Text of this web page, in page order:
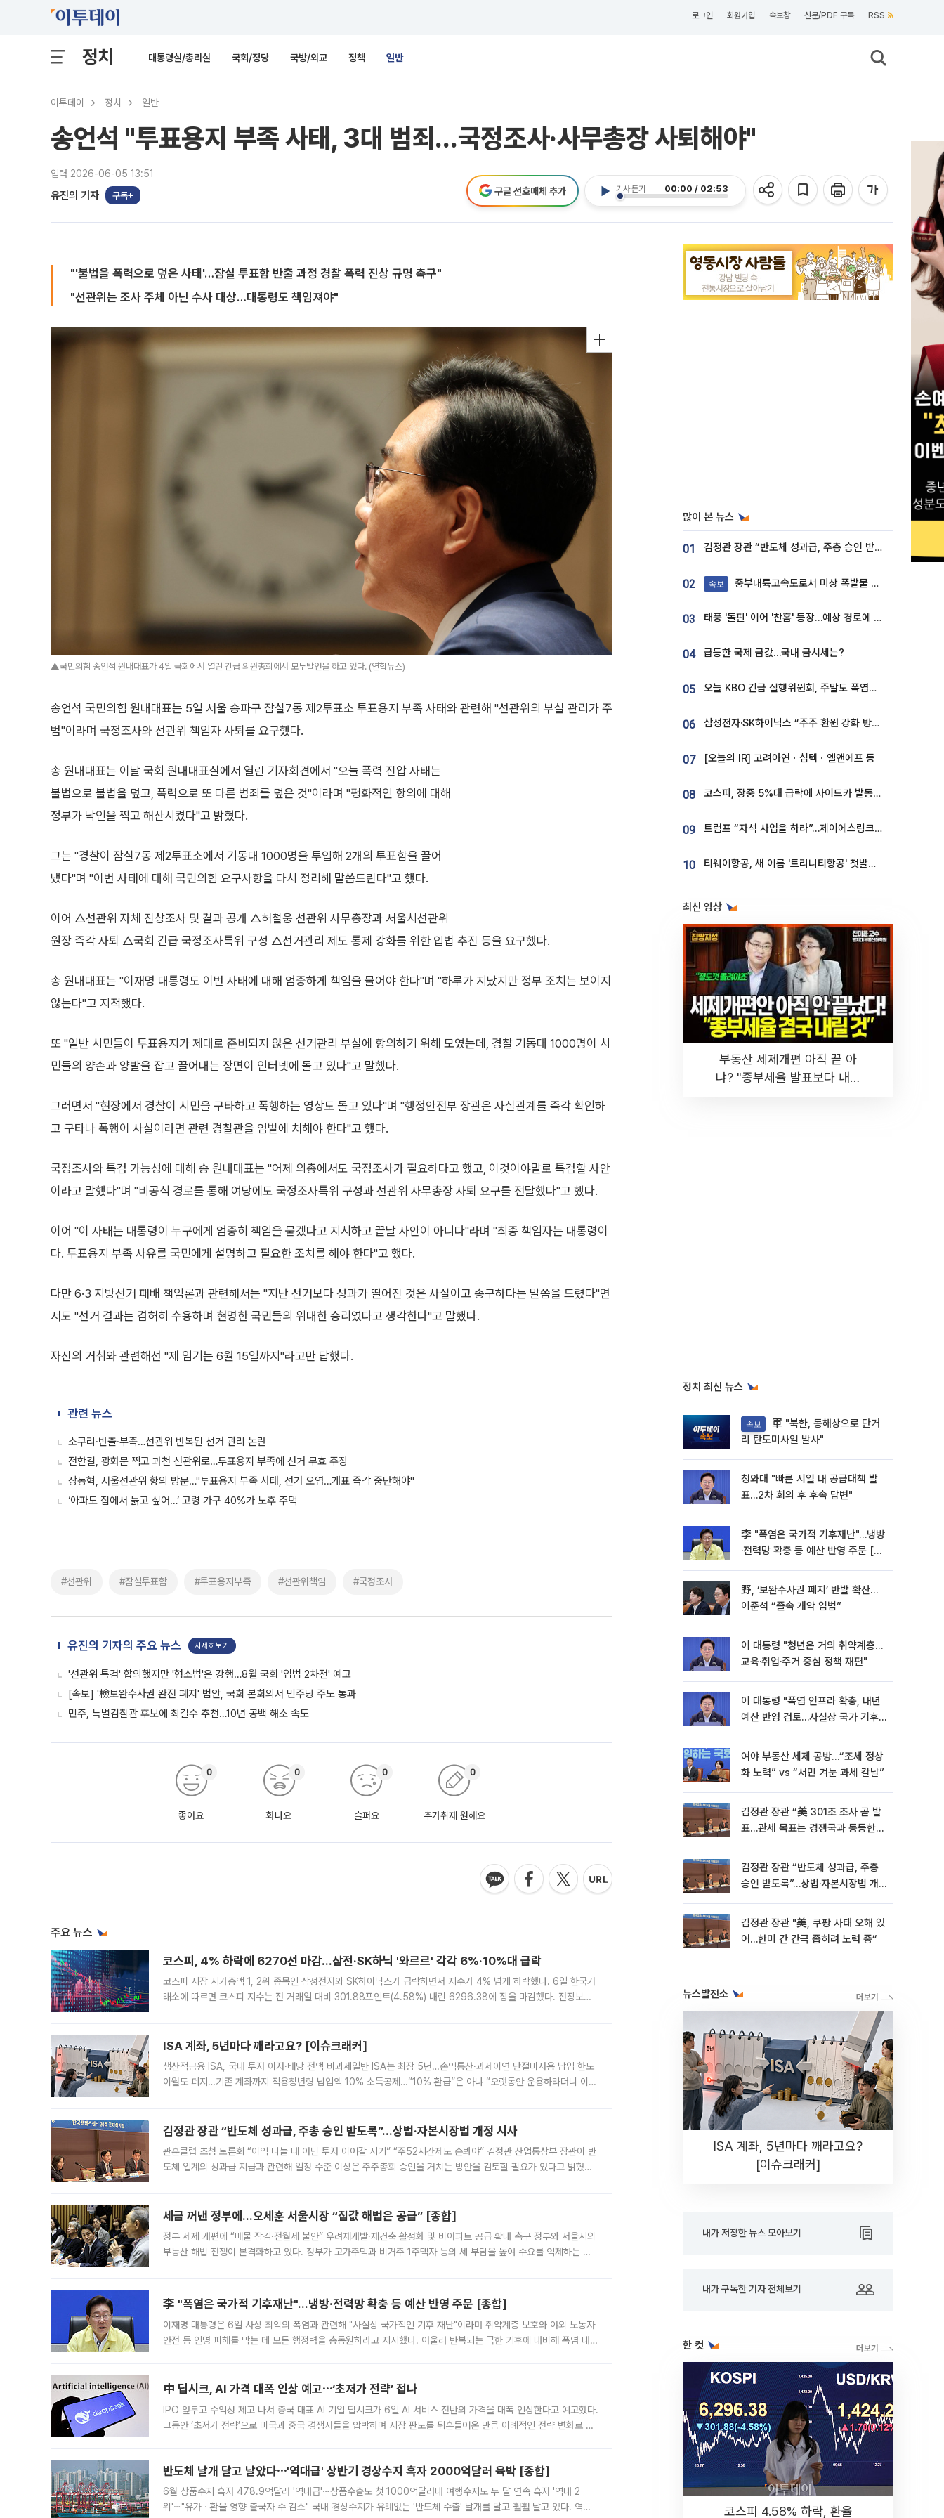
로그인 회원가입 속보창 신문/PDF 구독 RSS
정치 대통령실/총리실 국회/정당 국방/외교 정책 일반
이투데이 정치 일반
송언석 "투표용지 부족 사태, 3대 범죄…국정조사·사무총장 사퇴해야"
입력 2026-06-05 13:51
유진의 기자 구독
기사 듣기 00:00 / 02:53
구글 선호매체 추가
"'불법을 폭력으로 덮은 사태'…잠실 투표함 반출 과정 경찰 폭력 진상 규명 촉구"
"선관위는 조사 주체 아닌 수사 대상…대통령도 책임져야"
▲국민의힘 송언석 원내대표가 4일 국회에서 열린 긴급 의원총회에서 모두발언을 하고 있다. (연합뉴스)
송언석 국민의힘 원내대표는 5일 서울 송파구 잠실7동 제2투표소 투표용지 부족 사태와 관련해 "선관위의 부실 관리가 주
범"이라며 국정조사와 선관위 책임자 사퇴를 요구했다.
송 원내대표는 이날 국회 원내대표실에서 열린 기자회견에서 "오늘 폭력 진압 사태는
불법으로 불법을 덮고, 폭력으로 또 다른 범죄를 덮은 것"이라며 "평화적인 항의에 대해
정부가 낙인을 찍고 해산시켰다"고 밝혔다.
그는 "경찰이 잠실7동 제2투표소에서 기동대 1000명을 투입해 2개의 투표함을 끌어
냈다"며 "이번 사태에 대해 국민의힘 요구사항을 다시 정리해 말씀드린다"고 했다.
이어 △선관위 자체 진상조사 및 결과 공개 △허철웅 선관위 사무총장과 서울시선관위
원장 즉각 사퇴 △국회 긴급 국정조사특위 구성 △선거관리 제도 통제 강화를 위한 입법 추진 등을 요구했다.
송 원내대표는 "이재명 대통령도 이번 사태에 대해 엄중하게 책임을 물어야 한다"며 "하루가 지났지만 정부 조치는 보이지
않는다"고 지적했다.
또 "일반 시민들이 투표용지가 제대로 준비되지 않은 선거관리 부실에 항의하기 위해 모였는데, 경찰 기동대 1000명이 시
민들의 양손과 양발을 잡고 끌어내는 장면이 인터넷에 돌고 있다"고 말했다.
그러면서 "현장에서 경찰이 시민을 구타하고 폭행하는 영상도 돌고 있다"며 "행정안전부 장관은 사실관계를 즉각 확인하
고 구타나 폭행이 사실이라면 관련 경찰관을 엄벌에 처해야 한다"고 했다.
국정조사와 특검 가능성에 대해 송 원내대표는 "어제 의총에서도 국정조사가 필요하다고 했고, 이것이야말로 특검할 사안
이라고 말했다"며 "비공식 경로를 통해 여당에도 국정조사특위 구성과 선관위 사무총장 사퇴 요구를 전달했다"고 했다.
이어 "이 사태는 대통령이 누구에게 엄중히 책임을 묻겠다고 지시하고 끝날 사안이 아니다"라며 "최종 책임자는 대통령이
다. 투표용지 부족 사유를 국민에게 설명하고 필요한 조치를 해야 한다"고 했다.
다만 6·3 지방선거 패배 책임론과 관련해서는 "지난 선거보다 성과가 떨어진 것은 사실이고 송구하다는 말씀을 드렸다"면
서도 "선거 결과는 겸허히 수용하며 현명한 국민들의 위대한 승리였다고 생각한다"고 말했다.
자신의 거취와 관련해선 "제 임기는 6월 15일까지"라고만 답했다.
관련 뉴스
소쿠리·반출·부족…선관위 반복된 선거 관리 논란
전한길, 광화문 찍고 과천 선관위로…투표용지 부족에 선거 무효 주장
장동혁, 서울선관위 항의 방문…"투표용지 부족 사태, 선거 오염…개표 즉각 중단해야"
‘아파도 집에서 늙고 싶어…’ 고령 가구 40%가 노후 주택
#선관위 #잠실투표함 #투표용지부족 #선관위책임 #국정조사
유진의 기자의 주요 뉴스 자세히보기
'선관위 특검' 합의했지만 '형소법'은 강행…8월 국회 '입법 2차전' 예고
[속보] '檢보완수사권 완전 폐지' 법안, 국회 본회의서 민주당 주도 통과
민주, 특별감찰관 후보에 최길수 추천…10년 공백 해소 속도
좋아요
0
화나요
0
슬퍼요
0
추가취재 원해요
0
주요 뉴스
코스피, 4% 하락에 6270선 마감…삼전·SK하닉 '와르르' 각각 6%·10%대 급락
코스피 시장 시가총액 1, 2위 종목인 삼성전자와 SK하이닉스가 급락하면서 지수가 4% 넘게 하락했다. 6일 한국거
래소에 따르면 코스피 지수는 전 거래일 대비 301.88포인트(4.58%) 내린 6296.38에 장을 마감했다. 전장보다
ISA 계좌, 5년마다 깨라고요? [이슈크래커]
생산적금융 ISA, 국내 투자 이자·배당 전액 비과세일반 ISA는 최장 5년…손익통산·과세이연 단절미사용 납입 한도
이월도 폐지…기존 계좌까지 적용청년형 납입액 10% 소득공제…“10% 환급”은 아냐 “오랫동안 운용하라더니 이제
김정관 장관 “반도체 성과급, 주총 승인 받도록”…상법·자본시장법 개정 시사
관훈클럽 초청 토론회 “이익 나눌 때 아닌 투자 이어갈 시기” “주52시간제도 손봐야” 김정관 산업통상부 장관이 반
도체 업계의 성과급 지급과 관련해 일정 수준 이상은 주주총회 승인을 거치는 방안을 검토할 필요가 있다고 밝혔다.
세금 꺼낸 정부에…오세훈 서울시장 “집값 해법은 공급” [종합]
정부 세제 개편에 “매물 잠김·전월세 불안” 우려재개발·재건축 활성화 및 비아파트 공급 확대 촉구 정부와 서울시의
부동산 해법 전쟁이 본격화하고 있다. 정부가 고가주택과 비거주 1주택자 등의 세 부담을 높여 수요를 억제하는 카
李 "폭염은 국가적 기후재난"…냉방·전력망 확충 등 예산 반영 주문 [종합]
이재명 대통령은 6일 사상 최악의 폭염과 관련해 "사실상 국가적인 기후 재난"이라며 취약계층 보호와 야외 노동자
안전 등 인명 피해를 막는 데 모든 행정력을 총동원하라고 지시했다. 아울러 반복되는 극한 기후에 대비해 폭염 대응
中 딥시크, AI 가격 대폭 인상 예고⋯‘초저가 전략’ 접나
IPO 앞두고 수익성 제고 나서 중국 대표 AI 기업 딥시크가 6일 AI 서비스 전반의 가격을 대폭 인상한다고 예고했다.
그동안 ‘초저가 전략’으로 미국과 중국 경쟁사들을 압박하며 시장 판도를 뒤흔들어온 만큼 이례적인 전략 변화로 평
반도체 날개 달고 날았다⋯'역대급' 상반기 경상수지 흑자 2000억달러 육박 [종합]
6월 상품수지 흑자 478.9억달러 '역대급'⋯상품수출도 첫 1000억달러대 여행수지도 두 달 연속 흑자 '역대 2
위'⋯"유가ㆍ환율 영향 출국자 수 감소" 국내 경상수지가 유례없는 '반도체 수출' 날개를 달고 훨훨 날고 있다. 역대
많이 본 뉴스
01 김정관 장관 “반도체 성과급, 주총 승인 받도록”…상법·자본시장법 개정 시사
02 속보 중부내륙고속도로서 미상 폭발물 발견
03 태풍 '돌핀' 이어 '찬홈' 등장…예상 경로에 한국 '한숨'
04 급등한 국제 금값…국내 금시세는?
05 오늘 KBO 긴급 실행위원회, 주말도 폭염취소 될까
06 삼성전자·SK하이닉스 “주주 환원 강화 방안 마련”
07 [오늘의 IR] 고려아연ㆍ심텍ㆍ엘앤에프 등
08 코스피, 장중 5%대 급락에 사이드카 발동…삼성·SK 동반 폭락
09 트럼프 “자석 사업을 하라”…제이에스링크, 비중국 영구자석 공급망 구축 속도
10 티웨이항공, 새 이름 '트리니티항공' 첫발…SSC 전략 본격화
최신 영상
부동산 세제개편 아직 끝 아
냐? "종부세율 발표보다 내릴
정치 최신 뉴스
속보
리 탄도미사일 발사"
청와대 "빠른 시일 내 공급대책 발
표…2차 회의 후 후속 답변"
李 "폭염은 국가적 기후재난"…냉방
·전력망 확충 등 예산 반영 주문 [종
野, ‘보완수사권 폐지’ 반발 확산…
이준석 “졸속 개악 입법”
이 대통령 "청년은 거의 취약계층…
교육·취업·주거 중심 정책 재편"
이 대통령 "폭염 인프라 확충, 내년
예산 반영 검토…사실상 국가 기후
여야 부동산 세제 공방…“조세 정상
화 노력” vs “서민 겨눈 과세 칼날”
김정관 장관 “美 301조 조사 곧 발
표…관세 목표는 경쟁국과 동등한
김정관 장관 “반도체 성과급, 주총
승인 받도록”…상법·자본시장법 개
김정관 장관 "美, 쿠팡 사태 오해 있
어…한미 간 간극 좁히려 노력 중“
뉴스발전소
ISA 계좌, 5년마다 깨라고요?
[이슈크래커]
내가 저장한 뉴스 모아보기
내가 구독한 기자 전체보기
한 컷
코스피 4.58% 하락, 환율